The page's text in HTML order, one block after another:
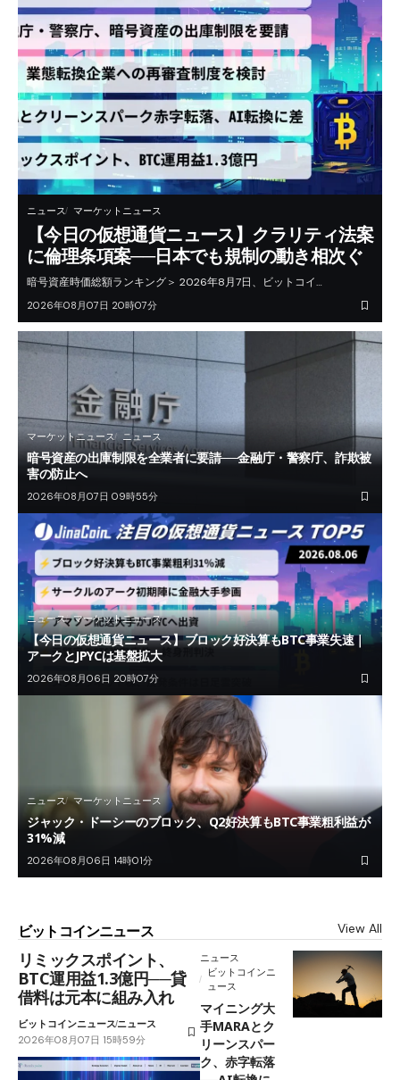
ニュース マーケットニュース
【今日の仮想通貨ニュース】クラリティ法案
に倫理条項案──日本でも規制の動き相次ぐ
暗号資産時価総額ランキング＞ 2026年8月7日、ビットコイ…
2026年08月07日 20時07分
マーケットニュース ニュース
暗号資産の出庫制限を全業者に要請──金融庁・警察庁、詐欺被
害の防止へ
2026年08月07日 09時55分
ニュース マーケットニュース
【今日の仮想通貨ニュース】ブロック好決算もBTC事業失速｜
アークとJPYCは基盤拡大
2026年08月06日 20時07分
ニュース マーケットニュース
ジャック・ドーシーのブロック、Q2好決算もBTC事業粗利益が
31%減
2026年08月06日 14時01分
ビットコインニュース View All
リミックスポイント、
BTC運用益1.3億円──貸
借料は元本に組み入れ
ビットコインニュースニュース
2026年08月07日 15時59分
ニュース
ビットコインニ
ュース
マイニング大
手MARAとク
リーンスパー
ク、赤字転落